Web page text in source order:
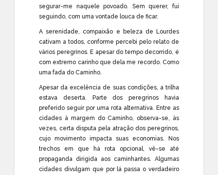
segurar-me naquele povoado. Sem querer, fui
seguindo, com uma vontade louca de ficar.
A serenidade, compaixão e beleza de Lourdes
cativam a todos, conforme percebi pelo relato de
vários peregrinos. E apesar do tempo decorrido, é
com extremo carinho que dela me recordo. Como
uma fada do Caminho.
Apesar da excelência de suas condições, a trilha
estava deserta. Parte dos peregrinos havia
preferido seguir por uma rota alternativa. Entre as
cidades à margem do Caminho, observa-se, às
vezes, certa disputa pela atração dos peregrinos,
cujo movimento impacta suas economias. Nos
trechos em que há rota opcional, vê-se até
propaganda dirigida aos caminhantes. Algumas
cidades divulgam que por lá passa o verdadeiro